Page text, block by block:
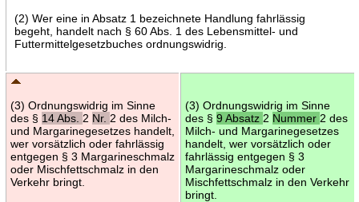
(2) Wer eine in Absatz 1 bezeichnete Handlung fahrlässig
begeht, handelt nach § 60 Abs. 1 des Lebensmittel- und
Futtermittelgesetzbuches ordnungswidrig.
(3) Ordnungswidrig im Sinne
des § 14 Abs. 2 Nr. 2 des Milch-
und Margarinegesetzes handelt,
wer vorsätzlich oder fahrlässig
entgegen § 3 Margarineschmalz
oder Mischfettschmalz in den
Verkehr bringt.
(3) Ordnungswidrig im Sinne
des § 9 Absatz 2 Nummer 2 des
Milch- und Margarinegesetzes
handelt, wer vorsätzlich oder
fahrlässig entgegen § 3
Margarineschmalz oder
Mischfettschmalz in den Verkehr
bringt.